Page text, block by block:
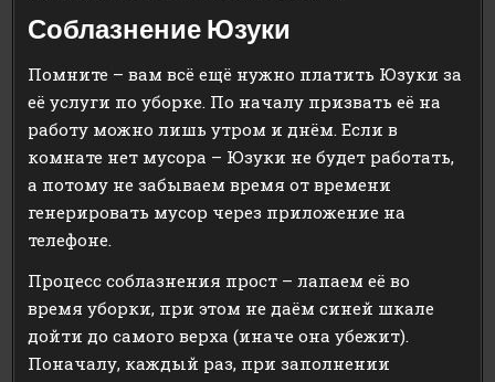
Соблазнение Юзуки
Помните – вам всё ещё нужно платить Юзуки за
её услуги по уборке. По началу призвать её на
работу можно лишь утром и днём. Если в
комнате нет мусора – Юзуки не будет работать,
а потому не забываем время от времени
генерировать мусор через приложение на
телефоне.
Процесс соблазнения прост – лапаем её во
время уборки, при этом не даём синей шкале
дойти до самого верха (иначе она убежит).
Поначалу, каждый раз, при заполнении